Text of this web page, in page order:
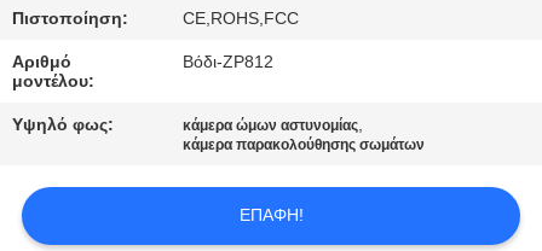
ΈΛΕΓΧΟΣ
ΠΟΙΌΤΗΤΑΣ
ΕΠΙΚΟΙΝΩΝΉΣΤΕ
ΜΑΖΊ
Πιστοποίηση: CE,ROHS,FCC
Αριθμό
μοντέλου:
Βόδι-ZP812
Υψηλό φως: κάμερα ώμων αστυνομίας,
κάμερα παρακολούθησης σωμάτων
ΕΠΑΦΉ!